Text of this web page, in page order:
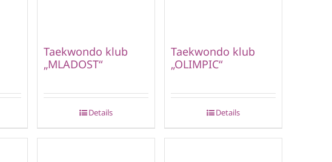
Taekwondo klub
„MLADOST“
Details
Taekwondo klub
„OLIMPIC“
Details